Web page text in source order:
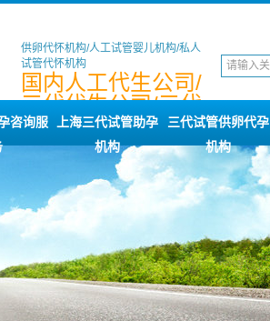
供卵代怀机构/人工试管婴儿机构/私人
试管代怀机构
国内人工代生公司/
三代代生公司/三代
试管助孕机构
咨询服
上海三代试管助孕
机构
三代试管供卵代孕
机构